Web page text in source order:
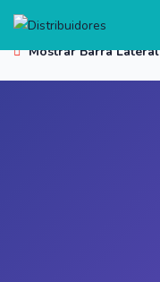
test
Mostrar Barra Lateral